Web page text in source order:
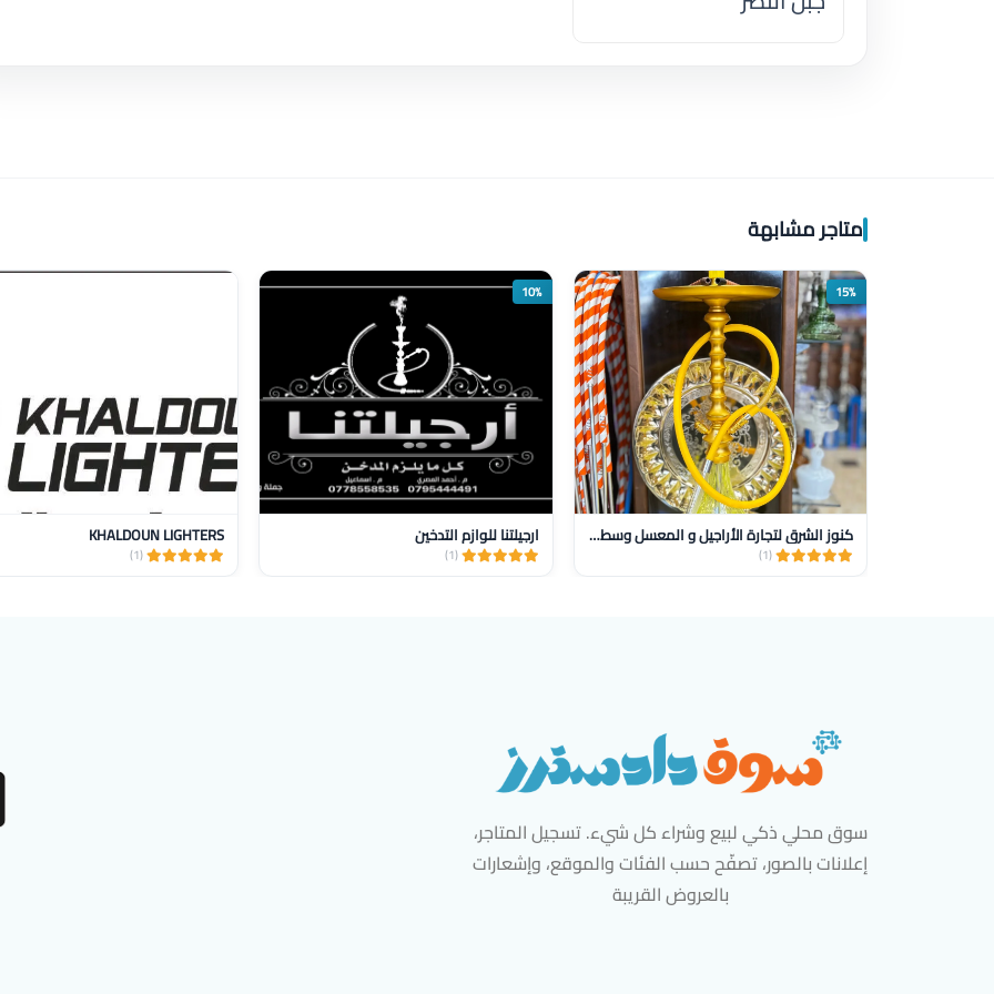
متاجر مشابهة
15%
كنوز الشرق لتجارة الأراجيل و المعسل وسط البلد
(1)
10%
ارجيلتنا للوازم التدخين
(1)
KHALDOUN LIGHTERS
(1)
سوق محلي ذكي لبيع وشراء كل شيء. تسجيل المتاجر،
إعلانات بالصور، تصفّح حسب الفئات والموقع، وإشعارات
بالعروض القريبة